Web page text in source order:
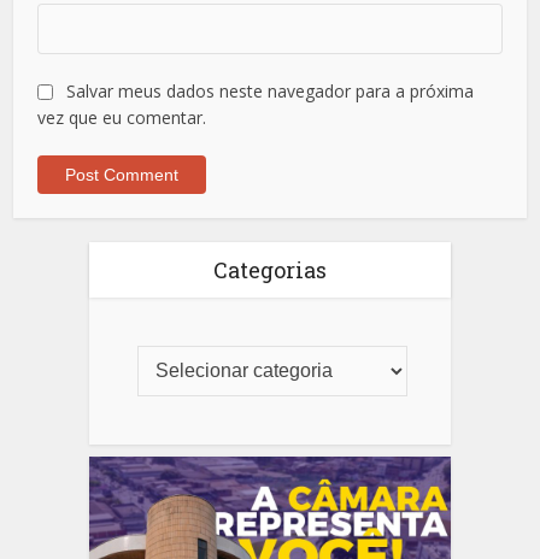
Salvar meus dados neste navegador para a próxima
vez que eu comentar.
Categorias